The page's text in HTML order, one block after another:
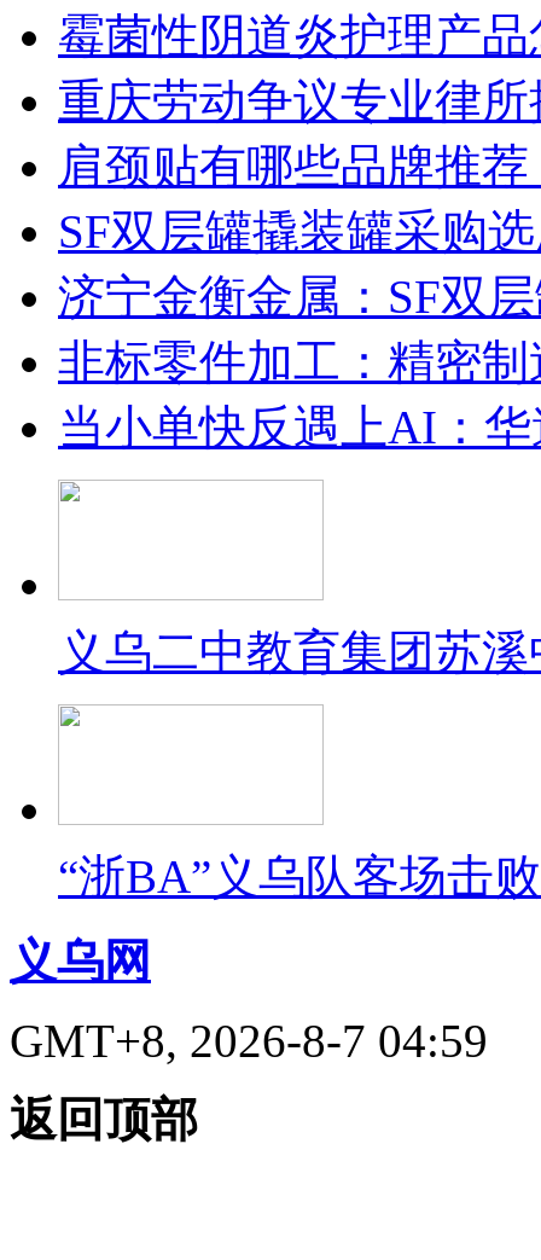
霉菌性阴道炎护理产
重庆劳动争议专业律
肩颈贴有哪些品牌推
SF双层罐撬装罐采购
济宁金衡金属：SF双
非标零件加工：精密
当小单快反遇上AI：
义乌二中教育集团苏
“浙BA”义乌队客场击
义乌网
GMT+8, 2026-8-7 04:59
返回顶部